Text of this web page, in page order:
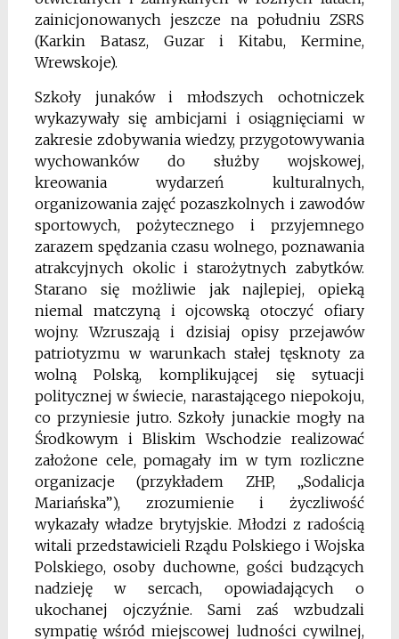
zainicjonowanych jeszcze na południu ZSRS
(Karkin Batasz, Guzar i Kitabu, Kermine,
Wrewskoje).
Szkoły junaków i młodszych ochotniczek
wykazywały się ambicjami i osiągnięciami w
zakresie zdobywania wiedzy, przygotowywania
wychowanków do służby wojskowej,
kreowania wydarzeń kulturalnych,
organizowania zajęć pozaszkolnych i zawodów
sportowych, pożytecznego i przyjemnego
zarazem spędzania czasu wolnego, poznawania
atrakcyjnych okolic i starożytnych zabytków.
Starano się możliwie jak najlepiej, opieką
niemal matczyną i ojcowską otoczyć ofiary
wojny. Wzruszają i dzisiaj opisy przejawów
patriotyzmu w warunkach stałej tęsknoty za
wolną Polską, komplikującej się sytuacji
politycznej w świecie, narastającego niepokoju,
co przyniesie jutro. Szkoły junackie mogły na
Środkowym i Bliskim Wschodzie realizować
założone cele, pomagały im w tym rozliczne
organizacje (przykładem ZHP, „Sodalicja
Mariańska”), zrozumienie i życzliwość
wykazały władze brytyjskie. Młodzi z radością
witali przedstawicieli Rządu Polskiego i Wojska
Polskiego, osoby duchowne, gości budzących
nadzieję w sercach, opowiadających o
ukochanej ojczyźnie. Sami zaś wzbudzali
sympatię wśród miejscowej ludności cywilnej,